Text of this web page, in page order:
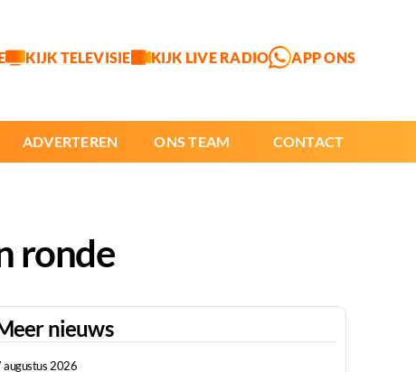
KIJK TELEVISIE KIJK LIVE RADIO APP ONS
ADVERTEREN ONS TEAM CONTACT
ronde
nieuws
augustus 2026